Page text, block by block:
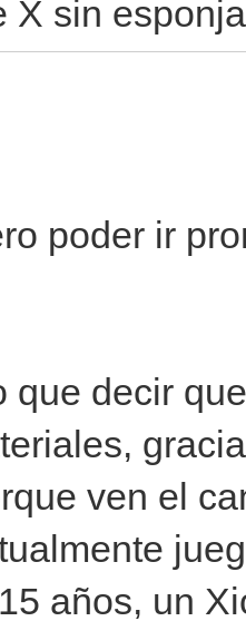
X sin
poder ir
que decir
ven el
años, un